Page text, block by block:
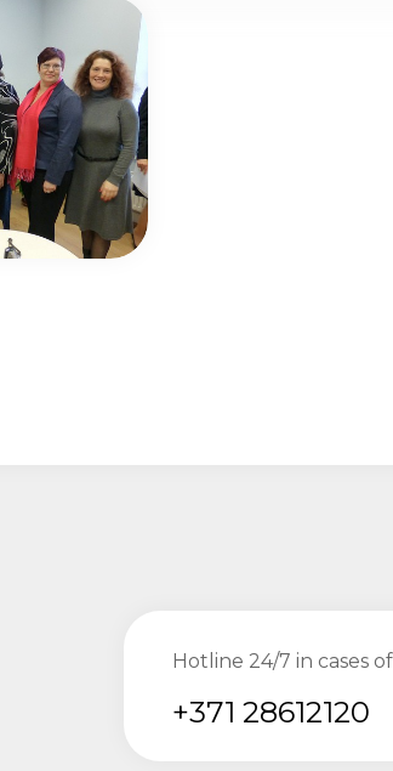
Hotline 24/7 in cases
+371 28612120